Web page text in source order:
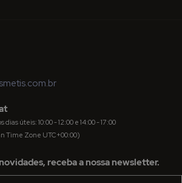
úteis: 10:00 - 12:00 e 14:00 - 17:00
Time Zone UTC+00:00)
receba a nossa newsletter.